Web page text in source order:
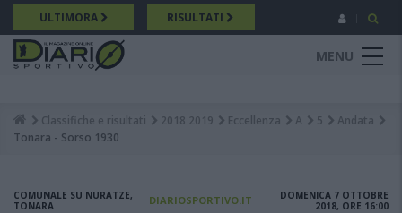
Salta
al
contenuto
principale
ULTIMORA RISULTATI
MENU
Breadcrumb
Classifiche e risultati 2018 2019 Eccellenza A 5
Andata
Tonara - Sorso 1930
COMUNALE SU NURATZE,
TONARA
DIARIOSPORTIVO.IT
DOMENICA 7 OTTOBRE
2018, ORE 16:00